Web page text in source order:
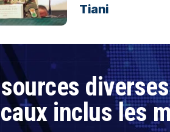
Tiani
inclus les